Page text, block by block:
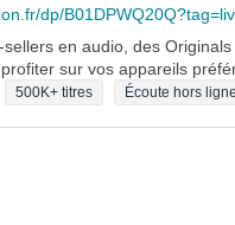
dp/
en audio, des
sur vos appareils
500K+ titres Écoute hors ligne